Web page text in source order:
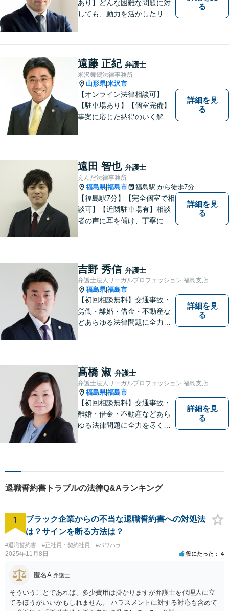
あり】どんな困難な問題に対
しても、動力を活かしたリー
いた案件は1日でも早く解決す
るよう努力することで早期解
決を目指します。 お気軽にご
相談ください。
る
遠藤 正紀 弁護士
米沢舞鶴法律事務所
山形県|米沢市
【オンライン法律相談可】
【駐車場あり】【個室完備】
事案に応じた納得のいく解決
詳細を見
る
遠田 智也 弁護士
えんだ法律事務所
福島県|福島市 福島駅 から徒歩7分
【福島駅7分】【完全個室で相
談可】【近隣駐車場有】相談
者の声に耳を傾け、丁寧にわ
った」と思っていただけるよ
うに全力を尽くしていきま
す。
詳細を見
る
吉野 秀信 弁護士
弁護士法人リーガルプロフェッション 福島支店
福島県|福島市
【初回相談無料】交通事故・
労働・離婚・借金・不動産な
どあらゆる法律問題に全力を
くことを最も重視ししていま
す。お困りの方はまずはご相
談ください。
詳細を見
る
髙橋 淑 弁護士
弁護士法人リーガルプロフェッション 福島支店
福島県|福島市
【初回相談無料】交通事故・
離婚・借金・不動産などあら
ゆる法律問題に全力を尽くし
と思わず、お困りの方は是非
詳細を見
る
退職誓約書トラブルの法律Q&Aランキング
1
ブラック企業からの不当な退職誓約書への対処法
は？サインを断る方法は？
#退職誓約書 #正社員・契約社員 #パワハラ
2025年11月8日 役にたった 4
匿名A 弁護士
そういうことであれば、多少費用は掛かりますが弁護士を代理人に立
てるほうがいいかもしれません。 ハラスメントに対する対応も含めて